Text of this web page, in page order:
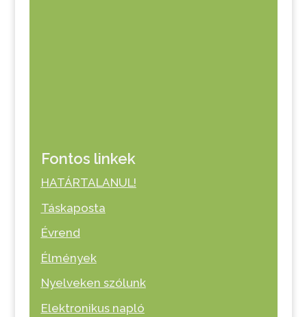
Fontos linkek
HATÁRTALANUL!
Táskaposta
Évrend
Élmények
Nyelveken szólunk
Elektronikus napló